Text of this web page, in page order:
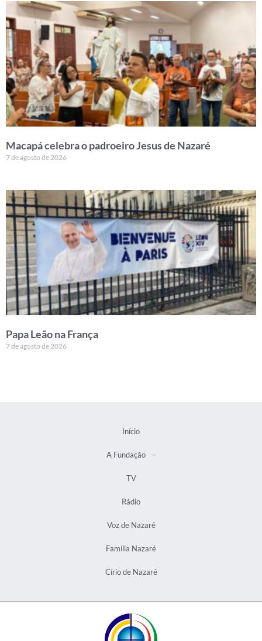
Macapá celebra o padroeiro Jesus de Nazaré
7 de agosto de 2026
Papa Leão na França
7 de agosto de 2026
Início
A Fundação
TV
Rádio
Voz de Nazaré
Família Nazaré
Círio de Nazaré